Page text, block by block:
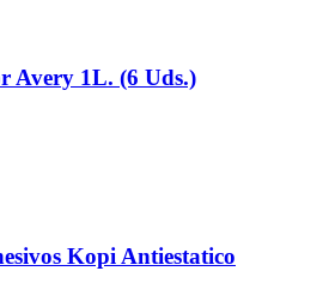
Avery 1L. (6 Uds.)
Kopi Antiestatico